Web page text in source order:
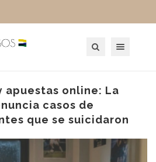
apuestas online: La
casos de
que se suicidaron